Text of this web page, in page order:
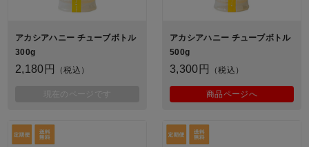
アカシアハニー チューブボトル
300g
2,180円 （税込）
現在のページです
アカシアハニー チューブボトル
500g
3,300円 （税込）
商品ページへ